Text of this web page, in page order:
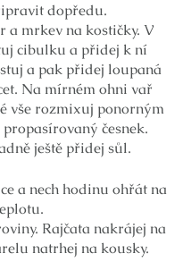
dopředu.
a mrkev na kostičky. V
cibulku a přidej k ní
a pak přidej loupaná
Na mírném ohni vař
vše rozmixuj ponorným
česnek.
ještě přidej sůl.
a nech hodinu ohřát na
Rajčata nakrájej na
natrhej na kousky.